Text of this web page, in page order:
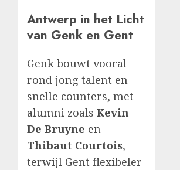
Antwerp in het Licht
van Genk en Gent
Genk bouwt vooral
rond jong talent en
snelle counters, met
alumni zoals Kevin
De Bruyne en
Thibaut Courtois,
terwijl Gent flexibeler